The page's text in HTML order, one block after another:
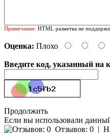
Примечание: HTML разметка не
Оценка: Плохо
Введите код, указанный на
Продолжить
Если вы использовали
Отзывов: 0 |